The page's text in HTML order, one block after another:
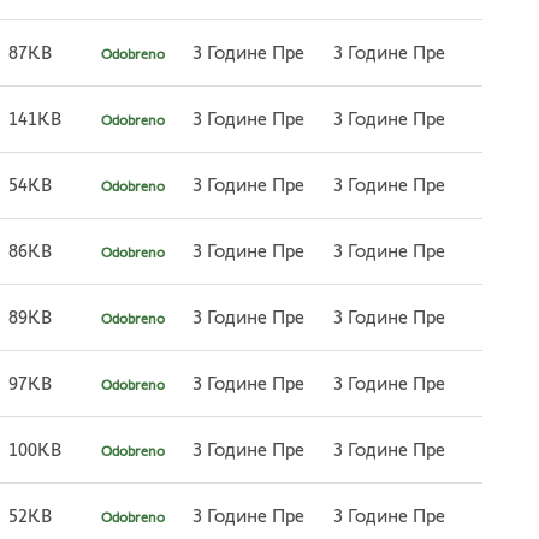
87KB Odobreno 3 Године Пре 3 Године Пре
141KB Odobreno 3 Године Пре 3 Године Пре
54KB Odobreno 3 Године Пре 3 Године Пре
86KB Odobreno 3 Године Пре 3 Године Пре
89KB Odobreno 3 Године Пре 3 Године Пре
97KB Odobreno 3 Године Пре 3 Године Пре
100KB Odobreno 3 Године Пре 3 Године Пре
52KB Odobreno 3 Године Пре 3 Године Пре